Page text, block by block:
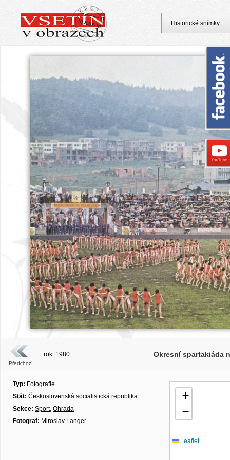
Předchozí
rok: 1980 Okresní spartakiáda
Typ: Fotografie
Stát: Československá socialistická republika
Sekce: Sport, Ohrada
Fotograf: Miroslav Langer
+
−
Leaflet
|
Historické snímky